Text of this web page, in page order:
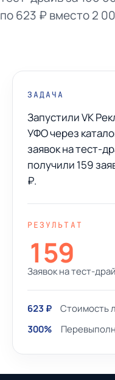
по 623 ₽ вместо 2
ЗАДАЧА
Запустили VK
УФО через
заявок на тест-
получили 159
₽.
РЕЗУЛЬТАТ
159
Заявок на тест-
623 ₽
Стоимость
300%